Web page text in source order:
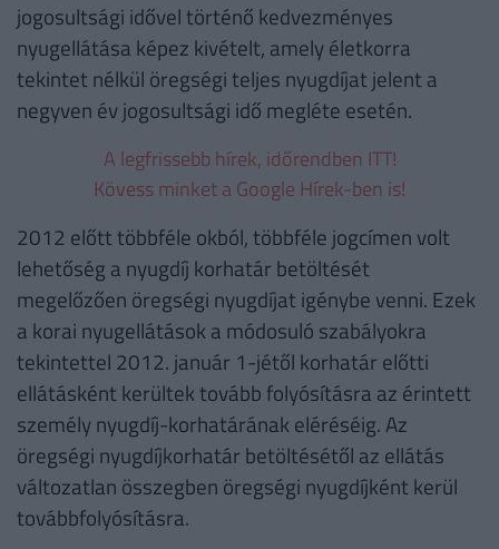
jogosultsági idővel történő kedvezményes
nyugellátása képez kivételt, amely életkorra
tekintet nélkül öregségi teljes nyugdíjat jelent a
negyven év jogosultsági idő megléte esetén.
A legfrissebb hírek, időrendben ITT!
Kövess minket a Google Hírek-ben is!
2012 előtt többféle okból, többféle jogcímen volt
lehetőség a nyugdíj korhatár betöltését
megelőzően öregségi nyugdíjat igénybe venni. Ezek
a korai nyugellátások a módosuló szabályokra
tekintettel 2012. január 1-jétől korhatár előtti
ellátásként kerültek tovább folyósításra az érintett
személy nyugdíj-korhatárának eléréséig. Az
öregségi nyugdíjkorhatár betöltésétől az ellátás
változatlan összegben öregségi nyugdíjként kerül
továbbfolyósításra.